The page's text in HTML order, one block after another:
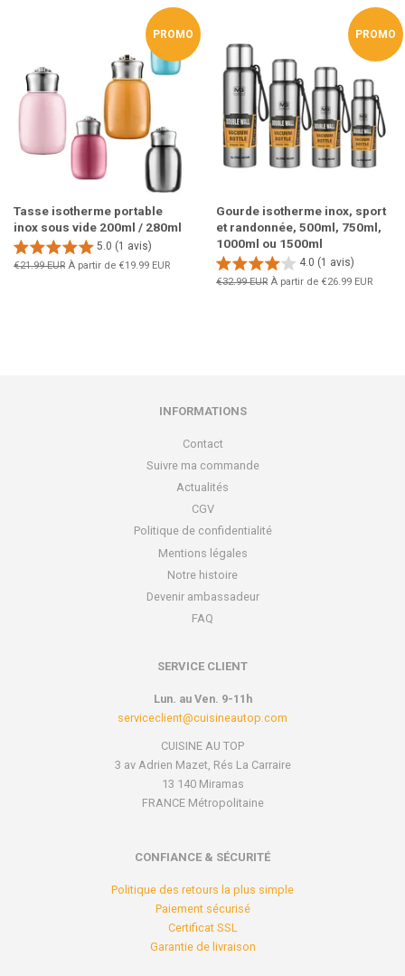
PROMO
Tasse isotherme portable
inox sous vide 200ml / 280ml
5.0 (1 avis)
Prix
€21.99 EUR À partir de €19.99 EUR
PROMO
Gourde isotherme inox, sport
et randonnée, 500ml, 750ml,
1000ml ou 1500ml
4.0 (1 avis)
Prix
€32.99 EUR À partir de €26.99 EUR
INFORMATIONS
Contact
Suivre ma commande
Actualités
CGV
Politique de confidentialité
Mentions légales
Notre histoire
Devenir ambassadeur
FAQ
SERVICE CLIENT
Lun. au Ven. 9-11h
serviceclient@cuisineautop.com
CUISINE AU TOP
3 av Adrien Mazet, Rés La Carraire
13 140 Miramas
FRANCE Métropolitaine
CONFIANCE & SÉCURITÉ
Politique des retours la plus simple
Paiement sécurisé
Certificat SSL
Garantie de livraison